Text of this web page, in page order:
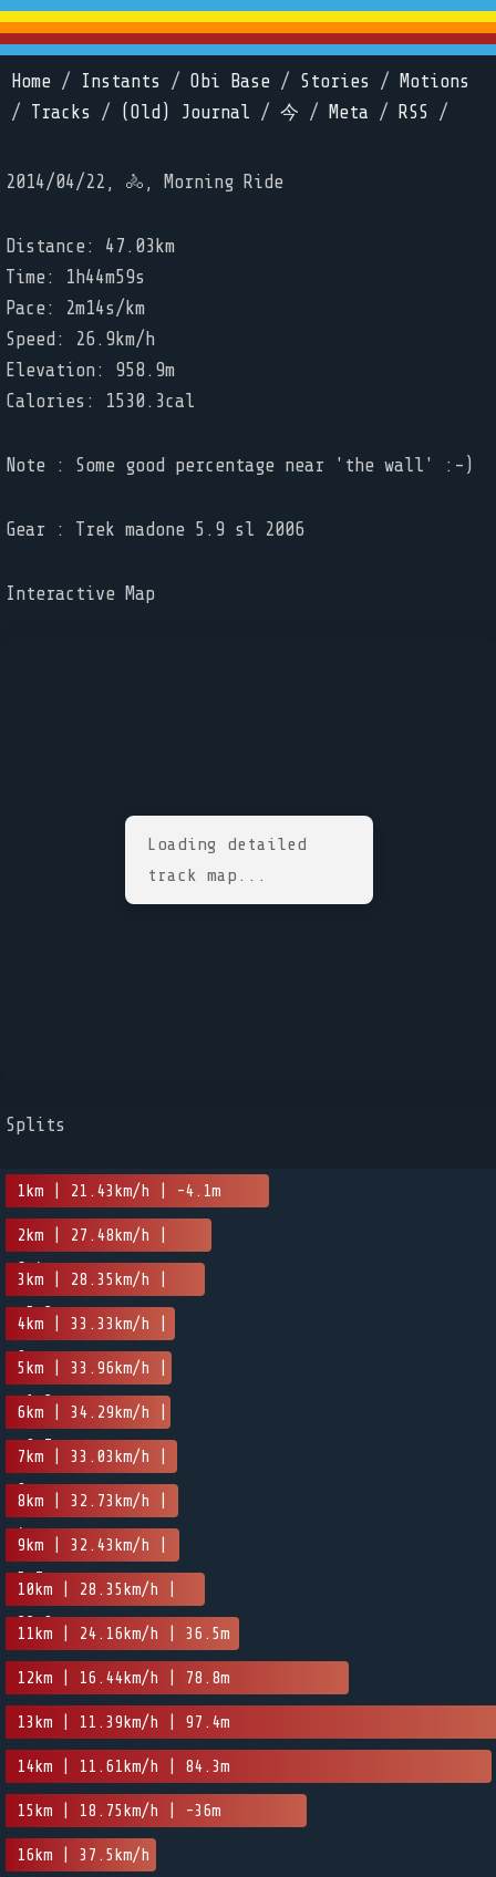
Home / Instants / Obi Base / Stories /
Motions
/ Tracks / (Old) Journal / 今 / Meta / RSS /
2014/04/22, 🚴, Morning Ride
Distance: 47.03km
Time: 1h44m59s
Pace: 2m14s/km
Speed: 26.9km/h
Elevation: 958.9m
Calories: 1530.3cal
Gear : Trek madone 5.9 sl 2006
Interactive Map
Loading detailed
track map...
Splits
1km | 21.43km/h | -4.1m
2km | 27.48km/h |
6.4m
3km | 28.35km/h |
-5.2m
4km | 33.33km/h |
0m
5km | 33.96km/h |
-1.2m
6km | 34.29km/h |
-0.7m
7km | 33.03km/h |
0m
8km | 32.73km/h |
4m
9km | 32.43km/h |
5.7m
10km | 28.35km/h |
22.9m
11km | 24.16km/h | 36.5m
12km | 16.44km/h | 78.8m
13km | 11.39km/h | 97.4m
14km | 11.61km/h | 84.3m
15km | 18.75km/h | -36m
16km | 37.5km/h